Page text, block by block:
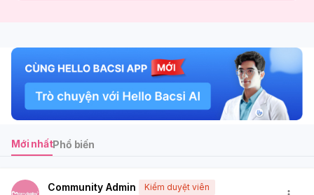
Mới nhấtPhổ biến
Community Admin
Kiểm duyệt viên